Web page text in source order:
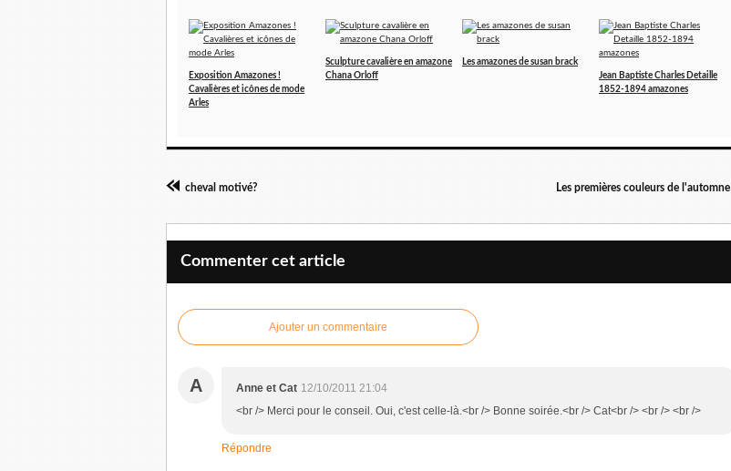
Exposition Amazones !
Cavalières et icônes de mode
Arles
Sculpture cavalière en amazone
Chana Orloff
Les amazones de susan brack
Jean Baptiste Charles Detaille
1852-1894 amazones
cheval motivé? Les premières couleurs de l'automne
Commenter cet article
Ajouter un commentaire
A Anne et Cat 12/10/2011 21:04
<br /> Merci pour le conseil. Oui, c'est celle-là.<br /> Bonne soirée.<br /> Cat<br /> <br /> <br />
Répondre